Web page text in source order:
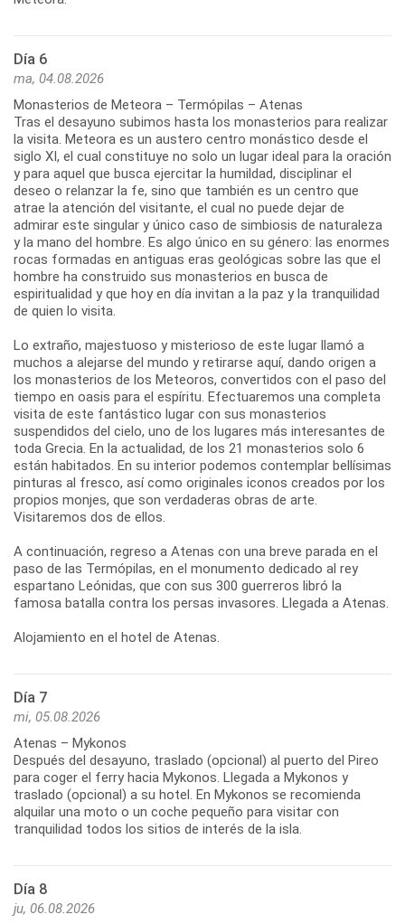
Día 6
ma, 04.08.2026
Monasterios de Meteora – Termópilas – Atenas
Tras el desayuno subimos hasta los monasterios para realizar
la visita. Meteora es un austero centro monástico desde el
siglo XI, el cual constituye no solo un lugar ideal para la oración
y para aquel que busca ejercitar la humildad, disciplinar el
deseo o relanzar la fe, sino que también es un centro que
atrae la atención del visitante, el cual no puede dejar de
admirar este singular y único caso de simbiosis de naturaleza
y la mano del hombre. Es algo único en su género: las enormes
rocas formadas en antiguas eras geológicas sobre las que el
hombre ha construido sus monasterios en busca de
espiritualidad y que hoy en día invitan a la paz y la tranquilidad
de quien lo visita.
Lo extraño, majestuoso y misterioso de este lugar llamó a
muchos a alejarse del mundo y retirarse aquí, dando origen a
los monasterios de los Meteoros, convertidos con el paso del
tiempo en oasis para el espíritu. Efectuaremos una completa
visita de este fantástico lugar con sus monasterios
suspendidos del cielo, uno de los lugares más interesantes de
toda Grecia. En la actualidad, de los 21 monasterios solo 6
están habitados. En su interior podemos contemplar bellísimas
pinturas al fresco, así como originales iconos creados por los
propios monjes, que son verdaderas obras de arte.
Visitaremos dos de ellos.
A continuación, regreso a Atenas con una breve parada en el
paso de las Termópilas, en el monumento dedicado al rey
espartano Leónidas, que con sus 300 guerreros libró la
famosa batalla contra los persas invasores. Llegada a Atenas.
Día 7
mi, 05.08.2026
Atenas – Mykonos
Después del desayuno, traslado (opcional) al puerto del Pireo
para coger el ferry hacia Mykonos. Llegada a Mykonos y
traslado (opcional) a su hotel. En Mykonos se recomienda
alquilar una moto o un coche pequeño para visitar con
Día 8
ju, 06.08.2026